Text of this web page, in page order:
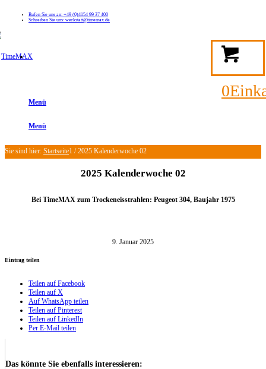
Rufen Sie uns an: +49 (0)4154 99 37 400
Schreiben Sie uns: werkstatt@timemax.de
0
Menü
Menü
Sie sind hier: Startseite1 / 2025 Kalenderwoche 02
2025 Kalenderwoche 02
Bei TimeMAX zum Trockeneisstrahlen: Peugeot 304, Baujahr1975
9. Januar 2025
Eintrag teilen
Teilen auf Facebook
Teilen auf X
Auf WhatsApp teilen
Teilen auf Pinterest
Teilen auf LinkedIn
Per E-Mail teilen
Das könnte Sie ebenfalls interessieren: